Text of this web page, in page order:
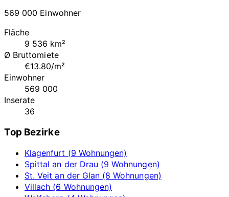
569 000 Einwohner
Fläche
9 536 km²
Ø Bruttomiete
€13.80/m²
Einwohner
569 000
Inserate
36
Top Bezirke
Klagenfurt (9 Wohnungen)
Spittal an der Drau (9 Wohnungen)
St. Veit an der Glan (8 Wohnungen)
Villach (6 Wohnungen)